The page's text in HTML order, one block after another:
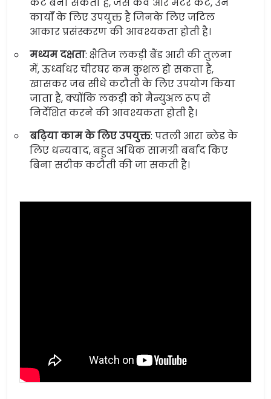
कट बना सकता है, जैसे कर्व और मेटर कट, उन
कार्यों के लिए उपयुक्त है जिनके लिए जटिल
आकार प्रसंस्करण की आवश्यकता होती है।
मध्यम दक्षता: क्षैतिज लकड़ी बैंड आरी की तुलना
में, ऊर्ध्वाधर चीरघर कम कुशल हो सकता है,
खासकर जब सीधे कटौती के लिए उपयोग किया
जाता है, क्योंकि लकड़ी को मैन्युअल रूप से
निर्देशित करने की आवश्यकता होती है।
बढ़िया काम के लिए उपयुक्त: पतली आरा ब्लेड के
लिए धन्यवाद, बहुत अधिक सामग्री बर्बाद किए
बिना सटीक कटौती की जा सकती है।